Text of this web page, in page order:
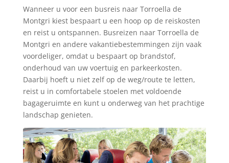
Wanneer u voor een busreis naar Torroella de
Montgri kiest bespaart u een hoop op de reiskosten
en reist u ontspannen. Busreizen naar Torroella de
Montgri en andere vakantiebestemmingen zijn vaak
voordeliger, omdat u bespaart op brandstof,
onderhoud van uw voertuig en parkeerkosten.
Daarbij hoeft u niet zelf op de weg/route te letten,
reist u in comfortabele stoelen met voldoende
bagageruimte en kunt u onderweg van het prachtige
landschap genieten.